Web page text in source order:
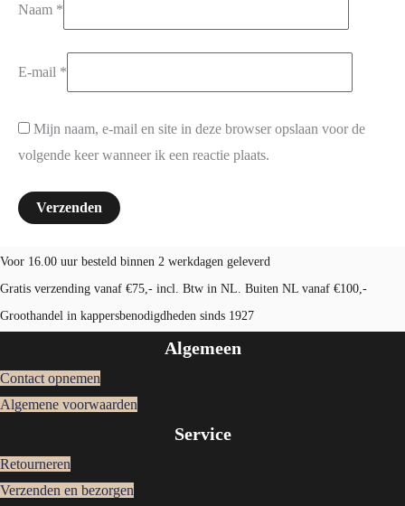
Naam *
E-mail *
Mijn naam, e-mail en site in deze browser opslaan voor de
volgende keer wanneer ik een reactie plaats.
Voor 16.00 uur besteld binnen 2 werkdagen geleverd
Gratis verzending vanaf €75,- incl. Btw in NL. Buiten NL vanaf €100,-
Groothandel in kappersbenodigdheden sinds 1927
Algemeen
Contact opnemen
Algemene voorwaarden
Service
Retourneren
Verzenden en bezorgen